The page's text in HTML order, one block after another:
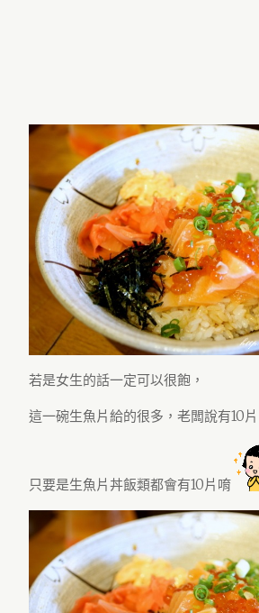
若是女生的話一定可以很飽，
這一碗生魚片給的很多，老闆說有10片
只要是生魚片丼飯類都會有10片唷